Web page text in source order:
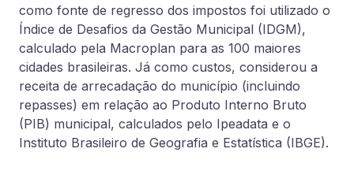
como fonte de regresso dos impostos foi utilizado o
Índice de Desafios da Gestão Municipal (IDGM),
calculado pela Macroplan para as 100 maiores
cidades brasileiras. Já como custos, considerou a
receita de arrecadação do município (incluindo
repasses) em relação ao Produto Interno Bruto
(PIB) municipal, calculados pelo Ipeadata e o
Instituto Brasileiro de Geografia e Estatística (IBGE).